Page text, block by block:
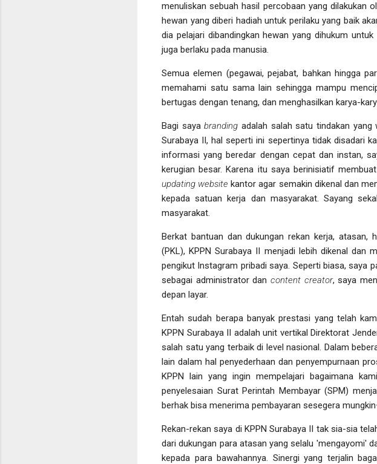
menuliskan sebuah hasil percobaan yang dilakukan
hewan yang diberi hadiah untuk perilaku yang baik
dia pelajari dibandingkan hewan yang dihukum
juga berlaku pada manusia.
Semua elemen (pegawai, pejabat, bahkan hingga
memahami satu sama lain sehingga mampu
bertugas dengan tenang, dan menghasilkan karya-
Bagi sayabranding adalah salah satu tindakan yang
Surabaya II, hal seperti ini sepertinya tidak disadari
informasi yang beredar dengan cepat dan instan,
kerugian besar. Karena itu saya berinisiatif
updating website kantor agar semakin dikenal dan
kepada satuan kerja dan masyarakat. Sayang
masyarakat.
Berkat bantuan dan dukungan rekan kerja, atasan,
(PKL), KPPN Surabaya II menjadi lebih dikenal dan
pengikut Instagram pribadi saya. Seperti biasa, saya
sebagai administrator dancontent creator, saya
depan layar.
Entah sudah berapa banyak prestasi yang telah
KPPN Surabaya II adalah unit vertikal Direktorat
salah satu yang terbaik di level nasional. Dalam
lain dalam hal penyederhaan dan penyempurnaan
KPPN lain yang ingin mempelajari bagaimana
penyelesaian Surat Perintah Membayar (SPM)
berhak bisa menerima pembayaran sesegera
Rekan-rekan saya di KPPN Surabaya II tak sia-sia
dari dukungan para atasan yang selalu 'mengayomi'
kepada para bawahannya. Sinergi yang terjalin